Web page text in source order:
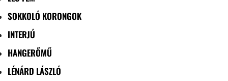
SOKKOLÓ KORONGOK
INTERJÚ
HANGERŐMŰ
LÉNÁRD LÁSZLÓ